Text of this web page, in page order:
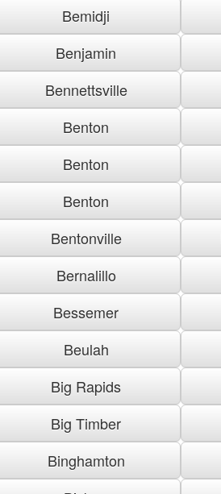
Bemidji
Benjamin
Bennettsville
Benton
Benton
Benton
Bentonville
Bernalillo
Bessemer
Beulah
Big Rapids
Big Timber
Binghamton